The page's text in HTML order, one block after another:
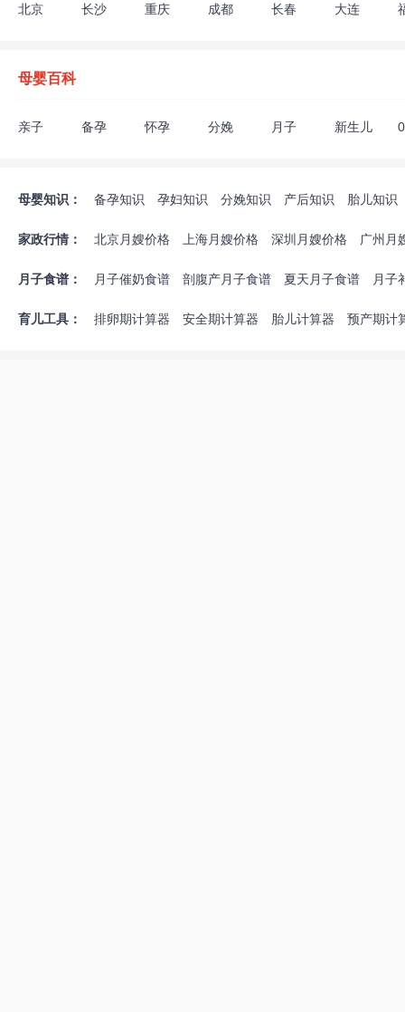
北京 长沙 重庆 成都 长春 大连
母婴百科
亲子 备孕 怀孕 分娩 月子 新生儿
产后疾病
月子禁忌 催乳回奶 避孕方法 新生儿喂养
新生儿护
婴儿疾病
婴儿早教 奶粉辅食 能力培养 游戏玩具 幼儿喂养
母婴知识： 备孕知识 孕妇知识 分娩知识 产后知识
胎儿知识
家政行情：
北京月嫂价格 上海月嫂价格 深圳月嫂价格
广州月
月子食谱： 月子催奶食谱 剖腹产月子食谱 夏天月子食谱 月子
育儿工具： 排卵期计算器 安全期计算器 胎儿计算器
预产期计